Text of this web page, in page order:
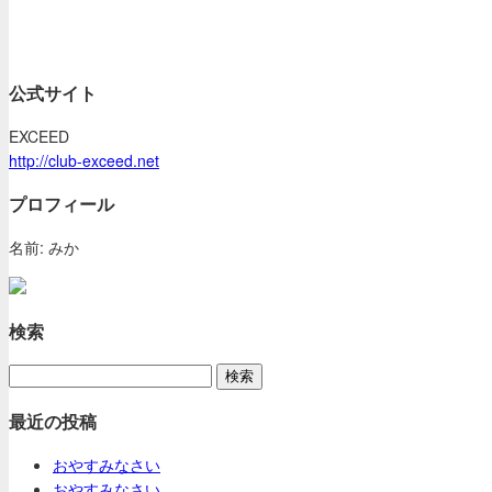
公式サイト
EXCEED
http://club-exceed.net
プロフィール
名前: みか
検索
最近の投稿
おやすみなさい